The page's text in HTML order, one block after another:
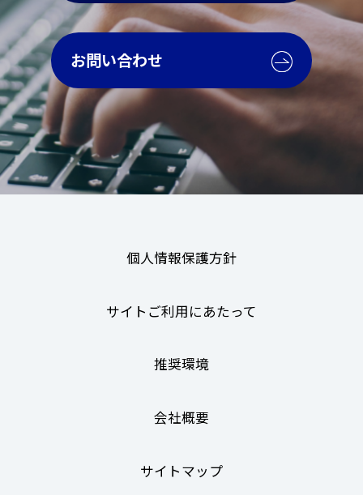
お問い合わせ
個人情報保護方針
サイトご利用にあたって
推奨環境
会社概要
サイトマップ